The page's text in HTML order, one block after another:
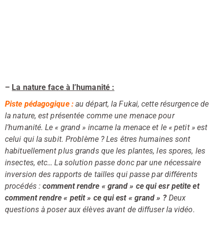
– La nature face à l’humanité :
Piste pédagogique :au départ, la Fukai, cette résurgence de
la nature, est présentée comme une menace pour
l’humanité. Le « grand » incarne la menace et le « petit » est
celui qui la subit. Problème ? Les êtres humaines sont
habituellement plus grands que les plantes, les spores, les
insectes, etc… La solution passe donc par une nécessaire
inversion des rapports de tailles qui passe par différents
procédés :comment rendre « grand » ce qui esr petite et
comment rendre « petit » ce qui est « grand » ? Deux
questions à poser aux élèves avant de diffuser la vidéo.